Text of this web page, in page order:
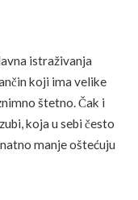
istraživanja
koji ima velike
štetno. Čak i
koja u sebi često
manje oštećuju